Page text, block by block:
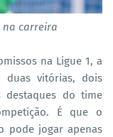
na carreira
na Ligue 1, a
duas vitórias, dois
destaques do time
É que o
pode jogar apenas